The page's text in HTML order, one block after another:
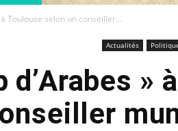
Toulouse selon un conseiller...
Actualités
d’Arabes »